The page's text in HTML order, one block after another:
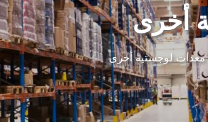
أخرى
معدات لوجستية أخرى